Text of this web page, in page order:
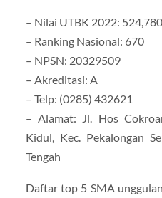
– Nilai UTBK 2022: 524,780
– Ranking Nasional: 670
– NPSN: 20329509
– Akreditasi: A
– Telp: (0285) 432621
– Alamat: Jl. Hos
Kidul, Kec. Pekalongan
Tengah
Daftar top 5 SMA